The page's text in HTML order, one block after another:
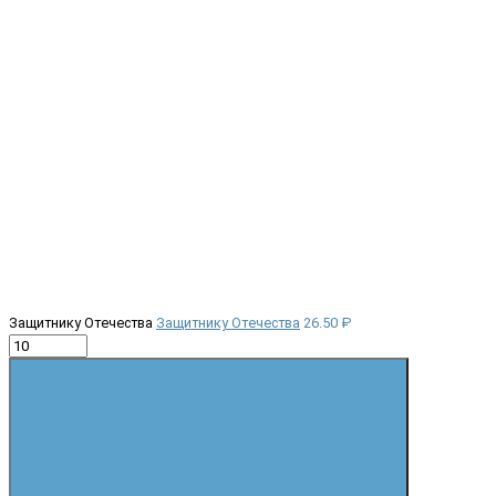
Защитнику Отечества Защитнику Отечества 26.50 ₽